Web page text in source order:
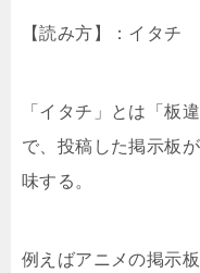
【読み方】：イタチ
「イタチ」とは「板
で、投稿した掲示板
味する。
例えばアニメの掲示